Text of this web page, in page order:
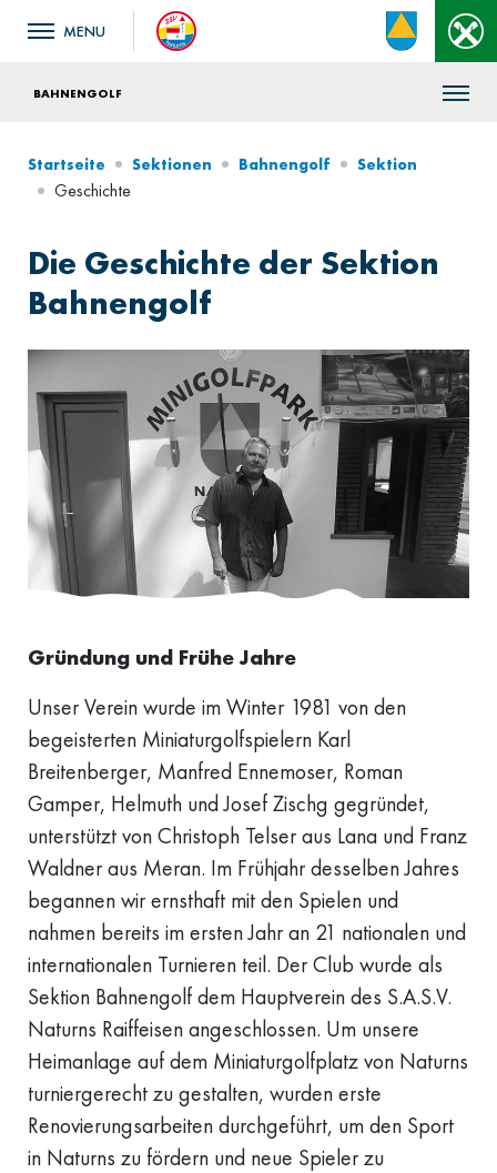
BAHNENGOLF
Startseite Sektionen Bahnengolf Sektion
Geschichte
Die Geschichte der Sektion
Bahnengolf
Gründung und Frühe Jahre
Unser Verein wurde im Winter 1981 von den
begeisterten Miniaturgolfspielern Karl
Breitenberger, Manfred Ennemoser, Roman
Gamper, Helmuth und Josef Zischg gegründet,
unterstützt von Christoph Telser aus Lana und Franz
Waldner aus Meran. Im Frühjahr desselben Jahres
begannen wir ernsthaft mit den Spielen und
nahmen bereits im ersten Jahr an 21 nationalen und
internationalen Turnieren teil. Der Club wurde als
Sektion Bahnengolf dem Hauptverein des S.A.S.V.
Naturns Raiffeisen angeschlossen. Um unsere
Heimanlage auf dem Miniaturgolfplatz von Naturns
turniergerecht zu gestalten, wurden erste
Renovierungsarbeiten durchgeführt, um den Sport
in Naturns zu fördern und neue Spieler zu